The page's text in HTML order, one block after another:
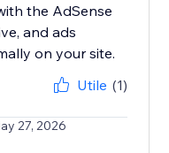
the AdSense
and ads
on your site.
Utile (1)
27, 2026